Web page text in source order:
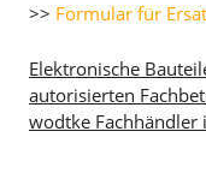
>> Formular für
Elektronische
autorisierten
wodtke Fachhändler